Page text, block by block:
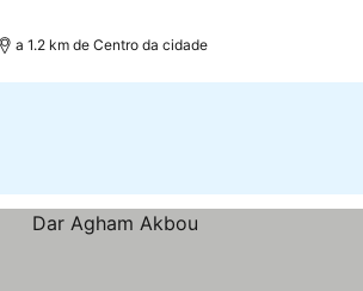
a 1.2 km de Centro da cidade